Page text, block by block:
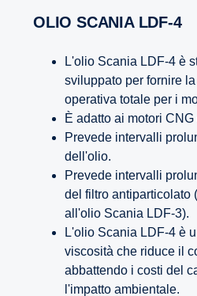
OLIO SCANIA LDF-4
L'olio Scania LDF-4 è
sviluppato per fornire
operativa totale per i
È adatto ai motori CNG
Prevede intervalli
dell'olio.
Prevede intervalli
del filtro antiparticolato
all'olio Scania LDF-3).
L'olio Scania LDF-4 è
viscosità che riduce il
abbattendo i costi del
l'impatto ambientale.